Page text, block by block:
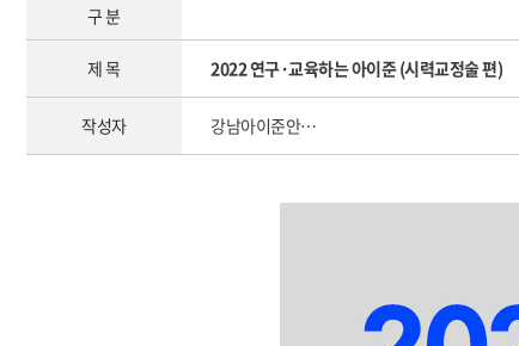
구 분
제 목 2022 연구·교육하는 아이준 (시력교정술 편)
작성자 강남아이준안…